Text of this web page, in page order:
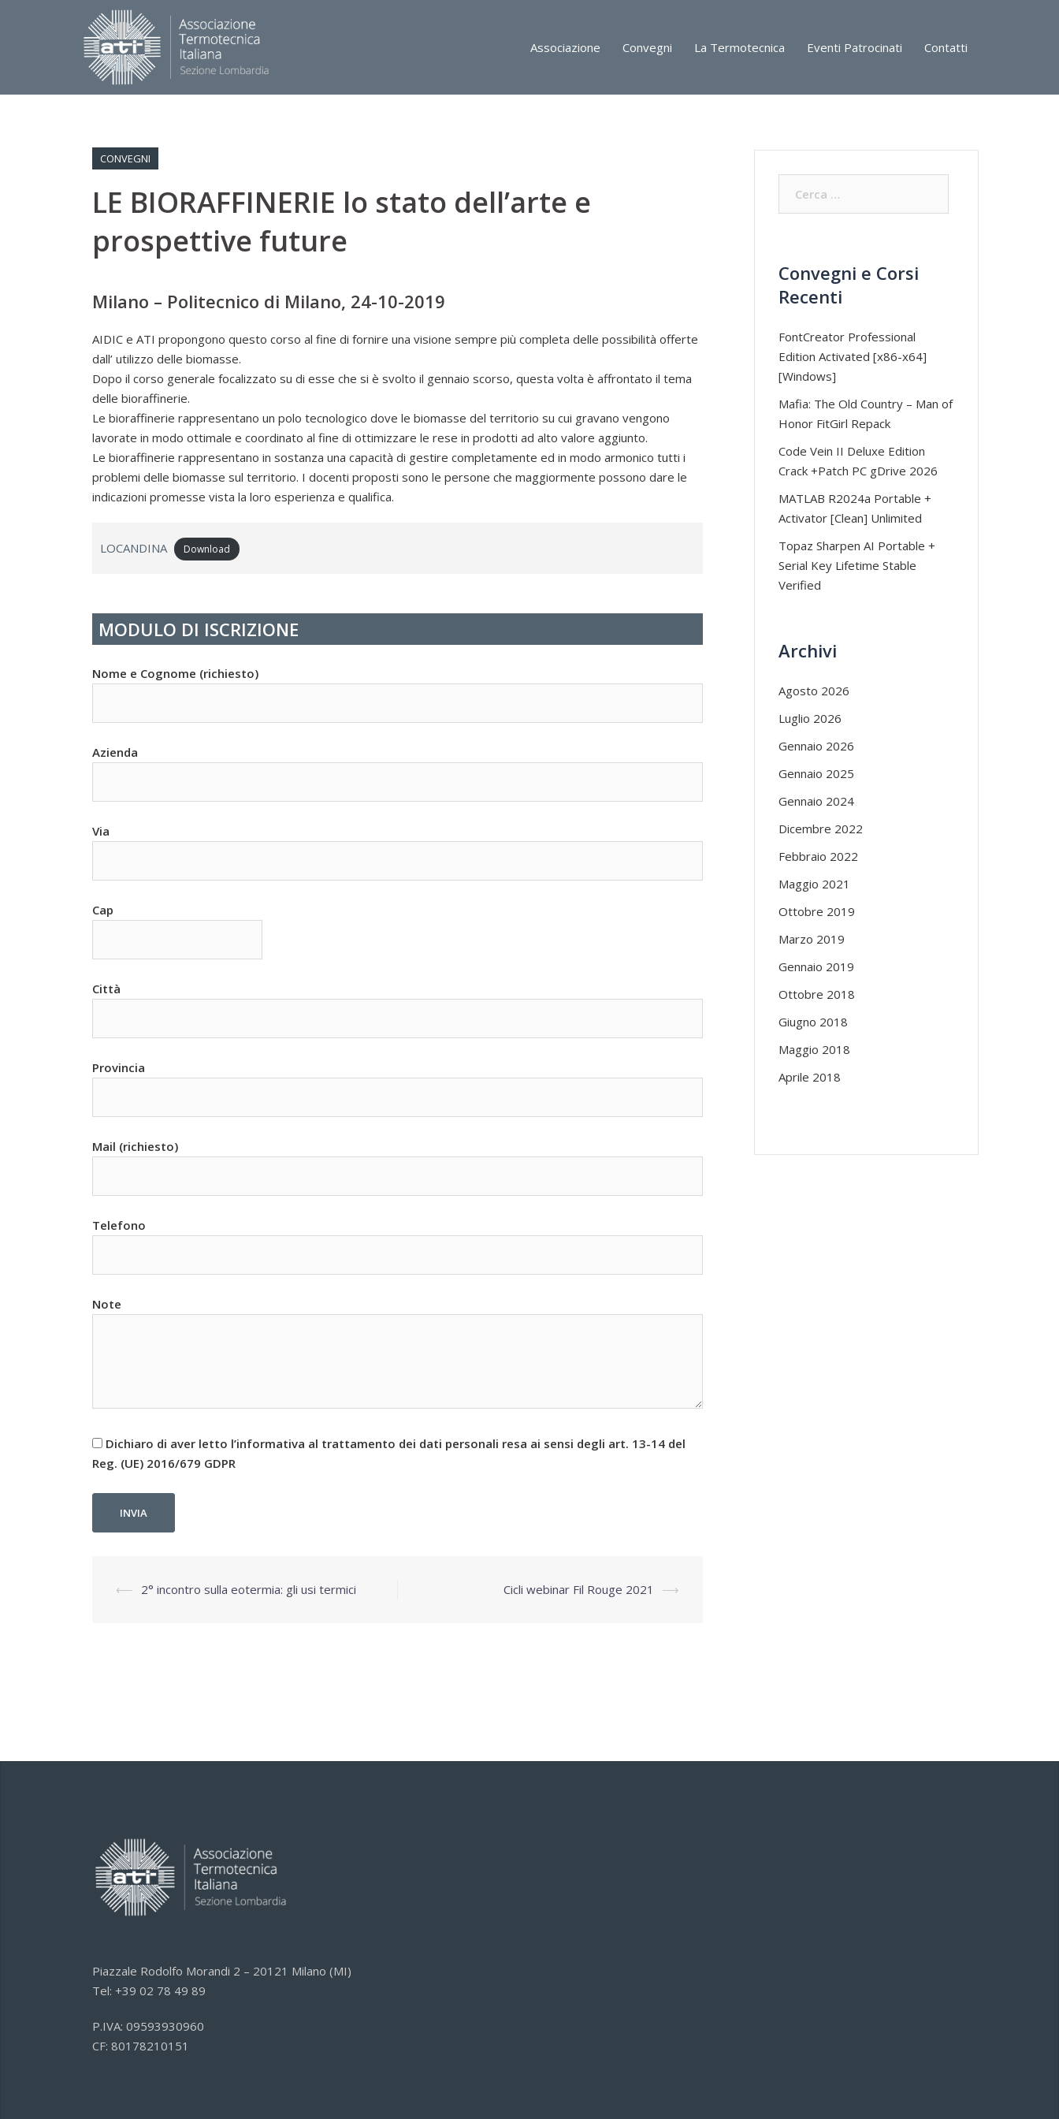
Associazione Convegni La Termotecnica Eventi Patrocinati Contatti
CONVEGNI
LE BIORAFFINERIE lo stato dell’arte e
prospettive future
Milano – Politecnico di Milano, 24-10-2019
AIDIC e ATI propongono questo corso al fine di fornire una visione sempre più completa delle possibilità offerte
dall’ utilizzo delle biomasse.
Dopo il corso generale focalizzato su di esse che si è svolto il gennaio scorso, questa volta è affrontato il tema
delle bioraffinerie.
Le bioraffinerie rappresentano un polo tecnologico dove le biomasse del territorio su cui gravano vengono
lavorate in modo ottimale e coordinato al fine di ottimizzare le rese in prodotti ad alto valore aggiunto.
Le bioraffinerie rappresentano in sostanza una capacità di gestire completamente ed in modo armonico tutti i
problemi delle biomasse sul territorio. I docenti proposti sono le persone che maggiormente possono dare le
indicazioni promesse vista la loro esperienza e qualifica.
LOCANDINA Download
MODULO DI ISCRIZIONE
Nome e Cognome (richiesto)
Azienda
Via
Cap
Città
Provincia
Mail (richiesto)
Telefono
Note
Dichiaro di aver letto l’informativa al trattamento dei dati personali resa ai sensi degli art. 13-14 del
Reg. (UE) 2016/679 GDPR
Navigazione
⟵ 2° incontro sulla eotermia: gli usi termici Cicli webinar Fil Rouge 2021 ⟶
per:
Convegni e Corsi
Recenti
FontCreator Professional
Edition Activated [x86-x64]
[Windows]
Mafia: The Old Country – Man of
Honor FitGirl Repack
Code Vein II Deluxe Edition
Crack +Patch PC gDrive 2026
MATLAB R2024a Portable +
Activator [Clean] Unlimited
Topaz Sharpen AI Portable +
Serial Key Lifetime Stable
Verified
Archivi
Agosto 2026
Luglio 2026
Gennaio 2026
Gennaio 2025
Gennaio 2024
Dicembre 2022
Febbraio 2022
Maggio 2021
Ottobre 2019
Marzo 2019
Gennaio 2019
Ottobre 2018
Giugno 2018
Maggio 2018
Aprile 2018
Piazzale Rodolfo Morandi 2 – 20121 Milano (MI)
Tel: +39 02 78 49 89
P.IVA: 09593930960
CF: 80178210151